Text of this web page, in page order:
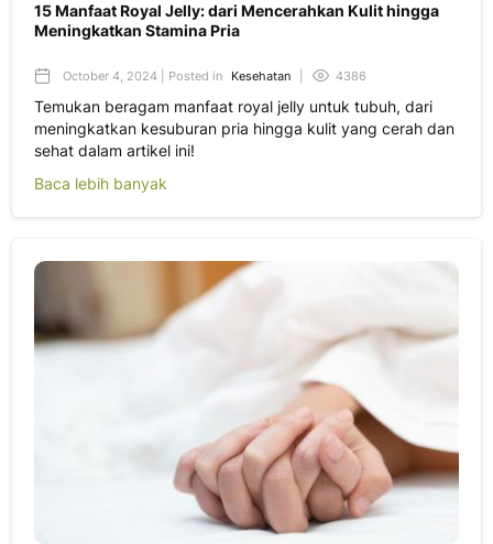
15 Manfaat Royal Jelly: dari Mencerahkan Kulit hingga
Meningkatkan Stamina Pria
October 4, 2024 | Posted in Kesehatan 4386
Temukan beragam manfaat royal jelly untuk tubuh, dari
meningkatkan kesuburan pria hingga kulit yang cerah dan
sehat dalam artikel ini!
Baca lebih banyak